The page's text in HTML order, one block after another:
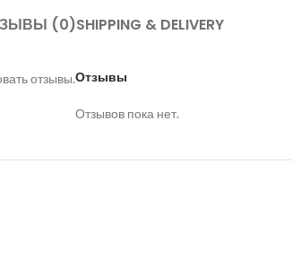
(0)SHIPPING & DELIVERY
Отзывы
Отзывов пока нет.
отзывы.